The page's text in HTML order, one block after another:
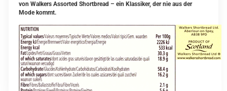
von Walkers Assorted Shortbread – ein Klassiker, der nie aus der
Mode kommt.